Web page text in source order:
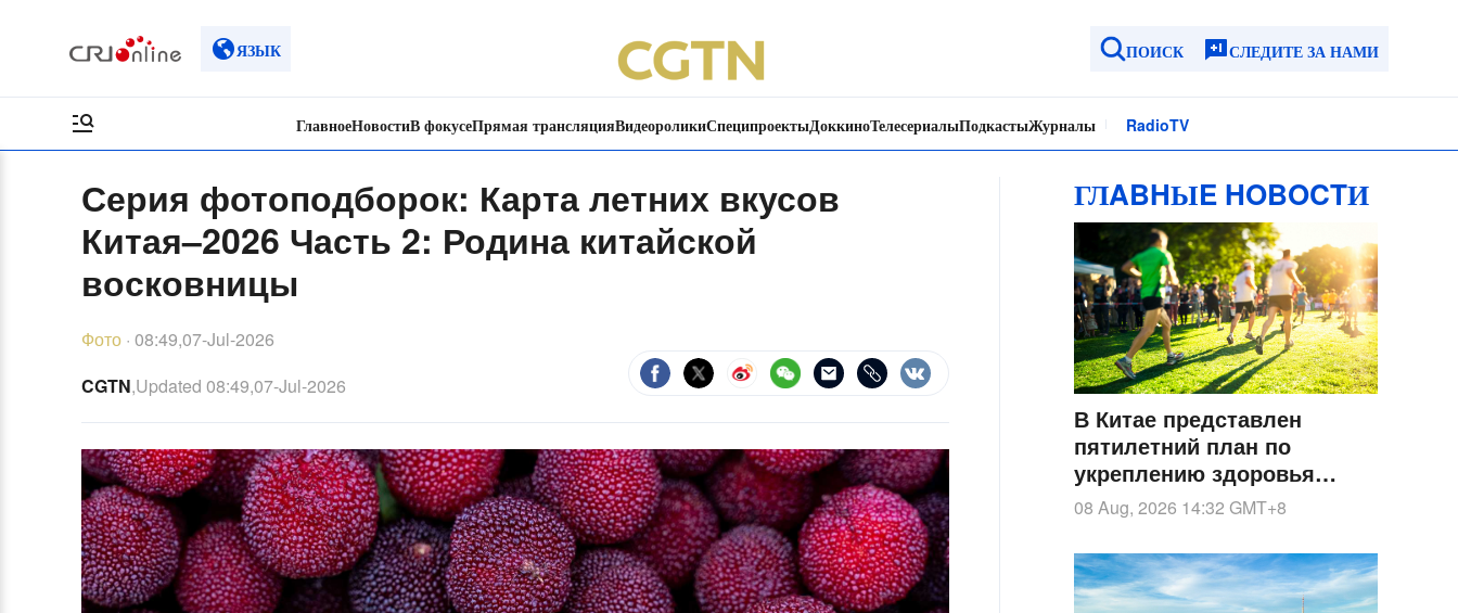
ЯЗЫК ПОИСК СЛЕДИТЕ ЗА НАМИ
ГлавноеНовостиВ фокусеПрямая трансляцияВидеороликиСпеципроектыДоккиноТелесериалыПодкастыЖурналы RadioTV
Серия фотоподборок: Карта летних вкусов
Китая–2026 Часть 2: Родина китайской
восковницы
Фото· 08:49,07-Jul-2026
CGTN,Updated 08:49,07-Jul-2026
ГЛABHЫE HOBOCTИ
В Китае представлен
пятилетний план по
укреплению здоровья
населения
08 Aug, 2026 14:32 GMT+8